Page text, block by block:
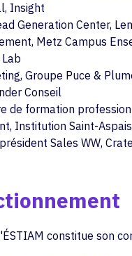
Insight
Generation Center,
Metz Campus
Groupe Puce &
Conseil
de formation
Institution Saint-Aspais
Sales WW,
constitue son